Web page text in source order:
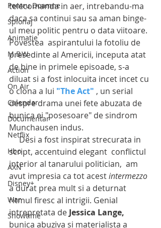
Pentru Doamne
Spionaj
Animatie
M.B.W
Action
On Air
Calendar
Documentar
Netflix
Hbo
AXN
Disney+
War
Showtime
telecomanda in aer, intrebandu-ma
daca sa continui sau sa aman binge-
ul meu politic pentru o data viitoare.
Povestea  aspirantului la fotoliu de
presedinte al Americii, inceputa atat
de bine in primele episoade, s-a
diluat si a fost inlocuita incet incet cu
o clona a lui "The Act" , un serial
despre drama unei fete abuzata de
bunica ei "posesoare" de sindrom
Munchausen indus.
     Desi a fost inspirat strecurata in
script, accentuind elegant  conflictul
interior al tanarului politician,  am
avut impresia ca tot acest intermezzo
a durat prea mult si a deturnat
ritmul firesc al intrigii. Genial
intrepretata de Jessica Lange,
bunica abuziva si materialista a